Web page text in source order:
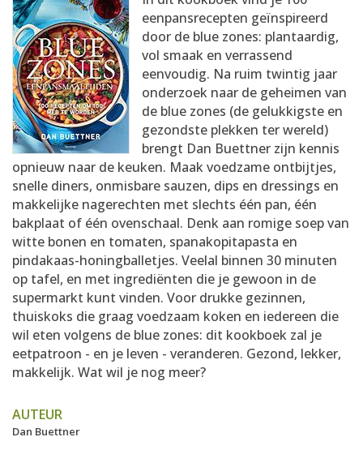
AANMELDEN
RECEPTEN
WEEKMENU'S
KOOKBOEKEN
eenpansrecepten geïnspireerd
door de blue zones: plantaardig,
vol smaak en verrassend
eenvoudig. Na ruim twintig jaar
onderzoek naar de geheimen van
de blue zones (de gelukkigste en
gezondste plekken ter wereld)
brengt Dan Buettner zijn kennis
opnieuw naar de keuken. Maak voedzame ontbijtjes,
snelle diners, onmisbare sauzen, dips en dressings en
makkelijke nagerechten met slechts één pan, één
bakplaat of één ovenschaal. Denk aan romige soep van
witte bonen en tomaten, spanakopitapasta en
pindakaas-honingballetjes. Veelal binnen 30 minuten
op tafel, en met ingrediënten die je gewoon in de
supermarkt kunt vinden. Voor drukke gezinnen,
thuiskoks die graag voedzaam koken en iedereen die
wil eten volgens de blue zones: dit kookboek zal je
eetpatroon - en je leven - veranderen. Gezond, lekker,
makkelijk. Wat wil je nog meer?
AUTEUR
Dan Buettner